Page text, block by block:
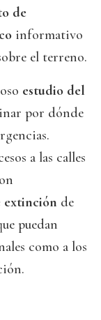
de
informativo
el terreno.
estudio del
por dónde
a las calles
extinción de
puedan
como a los